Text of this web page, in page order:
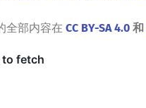
全部内容在 CC BY-SA 4.0 和